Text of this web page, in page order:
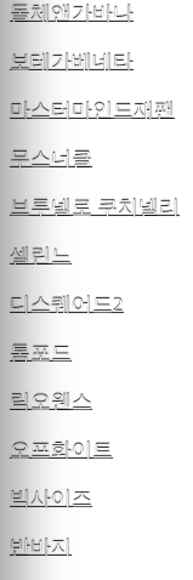
돌체앤가바나
보테가베네타
마스터마인드재팬
무스너클
브루넬로 쿠치넬리
셀린느
디스퀘어드2
톰포드
릭오웬스
오프화이트
빅사이즈
반바지